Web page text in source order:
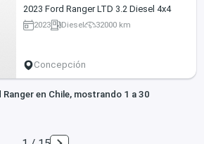
2023 Ford Ranger LTD 3.2 Diesel 4x4
2023 Diesel 32000 km
Concepción
en Chile, mostrando 1 a 30